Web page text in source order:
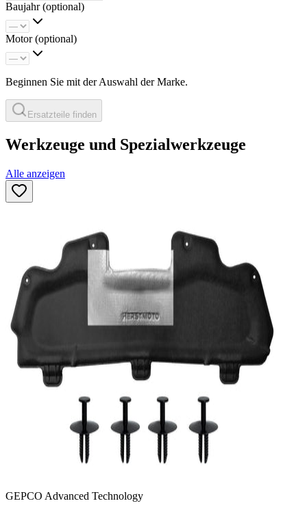
Baujahr (optional)
Motor (optional)
Beginnen Sie mit der Auswahl der Marke.
Ersatzteile finden
Werkzeuge und Spezialwerkzeuge
Alle anzeigen
GEPCO Advanced Technology